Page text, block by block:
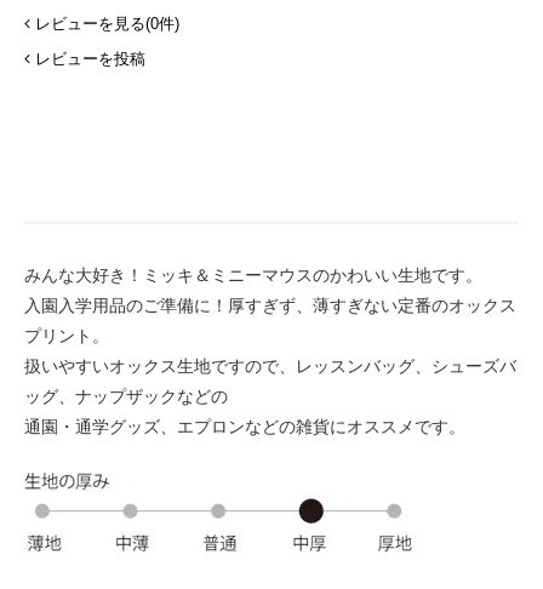
レビューを見る(0件)
レビューを投稿
みんな大好き！ミッキ＆ミニーマウスのかわいい生地です。
入園入学用品のご準備に！厚すぎず、薄すぎない定番のオックス
プリント。
扱いやすいオックス生地ですので、レッスンバッグ、シューズバ
ッグ、ナップザックなどの
通園・通学グッズ、エプロンなどの雑貨にオススメです。